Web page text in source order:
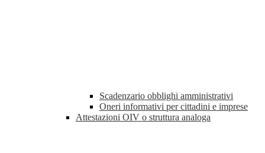
Scadenzario obblighi amministrativi
Oneri informativi per cittadini e imprese
Attestazioni OIV o struttura analoga